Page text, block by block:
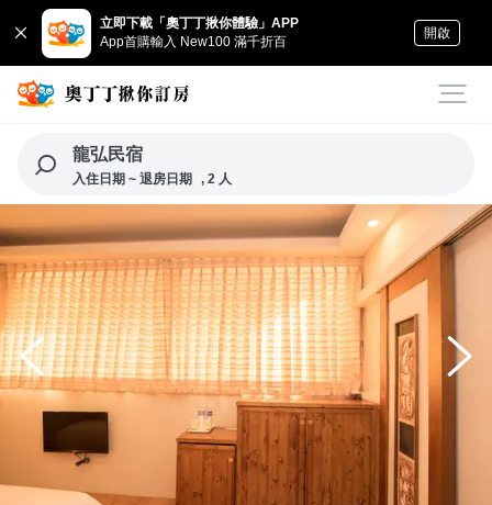
立即下載「奧丁丁揪你體驗」APP
App首購輸入 New100 滿千折百
開啟
龍弘民宿
入住日期 ~ 退房日期 , 2 人